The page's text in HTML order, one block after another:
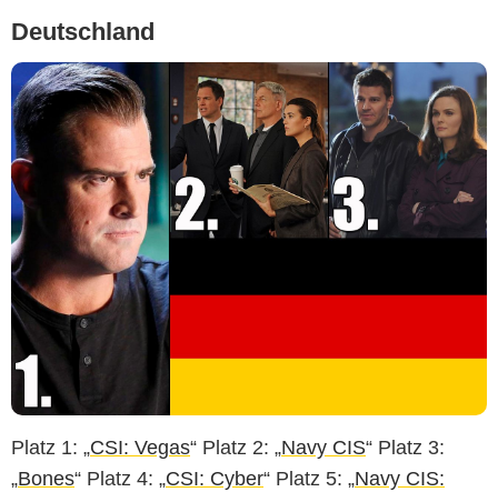
Deutschland
Platz 1: „CSI: Vegas“ Platz 2: „Navy CIS“ Platz 3:
„Bones“ Platz 4: „CSI: Cyber“ Platz 5: „Navy CIS: